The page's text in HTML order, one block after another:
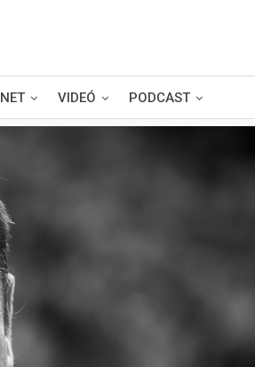
VIDEÓ PODCAST